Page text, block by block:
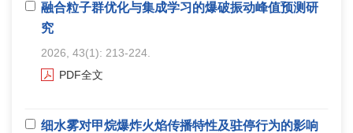
融合粒子群优化与集成学习的爆破振动峰值预测研
究
2026, 43(1): 213-224.
PDF全文
细水雾对甲烷爆炸火焰传播特性及驻停行为的影响